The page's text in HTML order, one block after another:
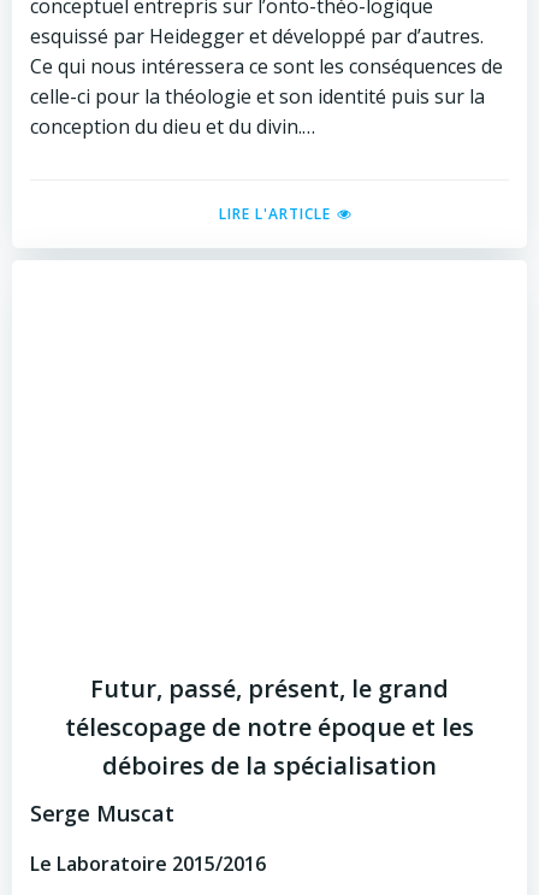
conceptuel entrepris sur l’onto-théo-logique
esquissé par Heidegger et développé par d’autres.
Ce qui nous intéressera ce sont les conséquences de
celle-ci pour la théologie et son identité puis sur la
conception du dieu et du divin.…
LIRE L'ARTICLE
Futur, passé, présent, le grand
télescopage de notre époque et les
déboires de la spécialisation
Serge Muscat
Le Laboratoire 2015/2016